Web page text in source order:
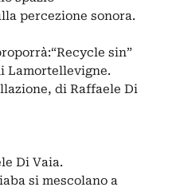
percezione sonora.
sin”
Lamortellevigne.
di Raffaele Di
Di Vaia.
si mescolano a